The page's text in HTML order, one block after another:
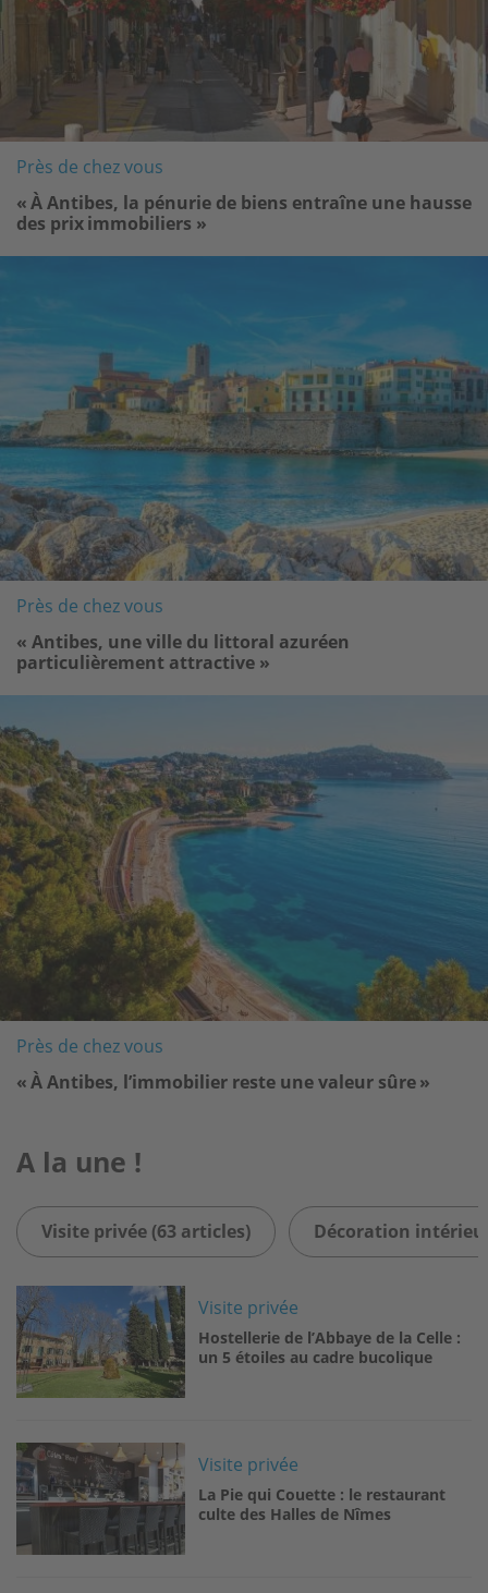
Près de chez vous
« À Antibes, la pénurie de biens entraîne une hausse
des prix immobiliers »
Image
Près de chez vous
« Antibes, une ville du littoral azuréen
particulièrement attractive »
Près de chez vous
« À Antibes, l’immobilier reste une valeur sûre »
A la une !
Visite privée (63 articles) Décoration
Image
Visite privée
Hostellerie de l’Abbaye de la Celle :
un 5 étoiles au cadre bucolique
Image
Visite privée
La Pie qui Couette : le restaurant
culte des Halles de Nîmes